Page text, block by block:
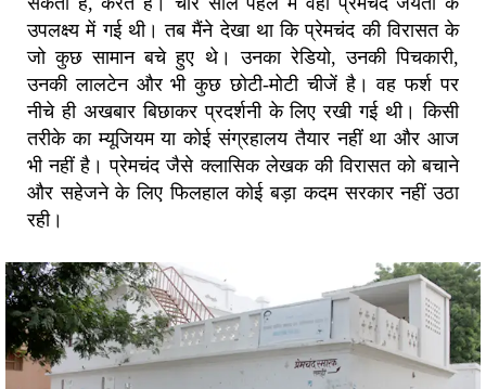
उपलक्ष्य में गई थी। तब मैंने देखा था कि प्रेमचंद की विरासत के
जो कुछ सामान बचे हुए थे। उनका रेडियो, उनकी पिचकारी,
उनकी लालटेन और भी कुछ छोटी-मोटी चीजें है। वह फर्श पर
नीचे ही अखबार बिछाकर प्रदर्शनी के लिए रखी गई थी। किसी
तरीके का म्यूजियम या कोई संग्रहालय तैयार नहीं था और आज
भी नहीं है। प्रेमचंद जैसे क्लासिक लेखक की विरासत को बचाने
और सहेजने के लिए फिलहाल कोई बड़ा कदम सरकार नहीं उठा
रही।